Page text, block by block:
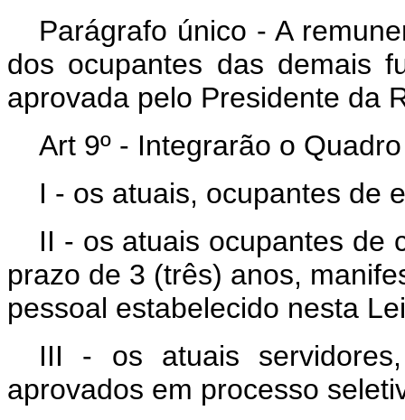
Parágrafo único - A
dos ocupantes das demais
aprovada pelo Presidente da
Art 9º - Integrarão o
I - os atuais, ocupantes de
II - os atuais ocupantes de
prazo de 3 (três) anos,
pessoal estabelecido nesta
III - os atuais
aprovados em processo